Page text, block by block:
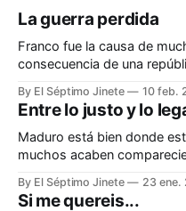
La guerra perdida
Franco fue la causa de
consecuencia de una
By El Séptimo Jinete 10 feb.
Entre lo justo y lo
Maduro está bien donde
muchos acaben
By El Séptimo Jinete 23 ene.
Si me quereis...